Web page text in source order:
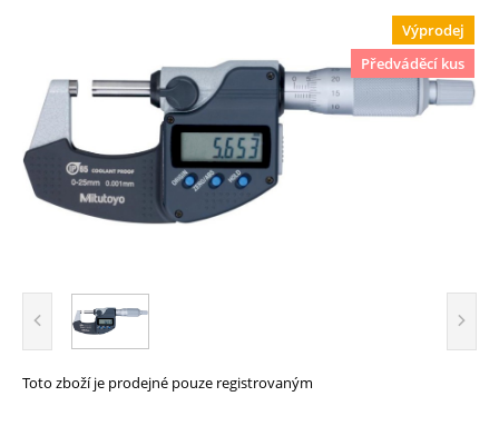
Toto zboží je prodejné pouze registrovaným
Výprodej
Předváděcí kus